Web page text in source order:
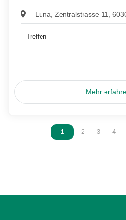
Luna, Zentralstrasse 11,
Treffen
Mehr
Vous êtes sur la page
1 Vous êtes sur la
2 Vous êtes
3 4